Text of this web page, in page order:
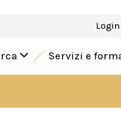
Servizi e